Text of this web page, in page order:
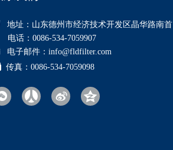
地址：山东德州市经济技术开发区晶华路南首
电话：0086-534-7059907
电子邮件： info@fldfilter.com
传真：0086-534-7059098